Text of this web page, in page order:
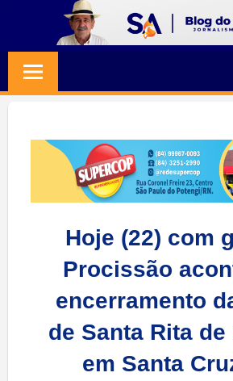
content
Jornalismo
Credibilidade
Hoje (22) com
Procissão
encerramento
de Santa Rita de
em Santa